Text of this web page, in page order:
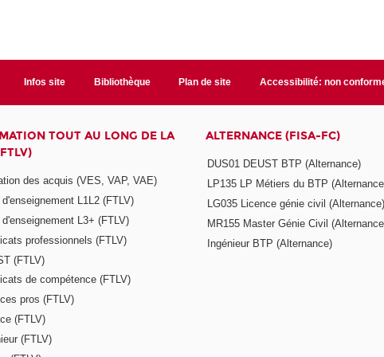
Infos site Bibliothèque Plan de site Accessibilité: non
TOUT AU LONG DE LA
des acquis (VES, VAP, VAE)
d'enseignement L1L2 (FTLV)
d'enseignement L3+ (FTLV)
professionnels (FTLV)
(FTLV)
de compétence (FTLV)
pros (FTLV)
(FTLV)
(FTLV)
ALTERNANCE (FISA-FC)
DUS01 DEUST BTP (Alternance)
LP135 LP Métiers du BTP
LG035 Licence génie civil (Alternance)
MR155 Master Génie Civil
Ingénieur BTP (Alternance)